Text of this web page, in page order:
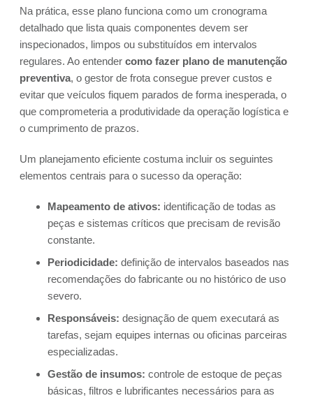
Na prática, esse plano funciona como um cronograma
detalhado que lista quais componentes devem ser
inspecionados, limpos ou substituídos em intervalos
regulares. Ao entender como fazer plano de manutenção
preventiva, o gestor de frota consegue prever custos e
evitar que veículos fiquem parados de forma inesperada, o
que comprometeria a produtividade da operação logística e
o cumprimento de prazos.
Um planejamento eficiente costuma incluir os seguintes
elementos centrais para o sucesso da operação:
Mapeamento de ativos: identificação de todas as
peças e sistemas críticos que precisam de revisão
constante.
Periodicidade: definição de intervalos baseados nas
recomendações do fabricante ou no histórico de uso
severo.
Responsáveis: designação de quem executará as
tarefas, sejam equipes internas ou oficinas parceiras
especializadas.
Gestão de insumos: controle de estoque de peças
básicas, filtros e lubrificantes necessários para as